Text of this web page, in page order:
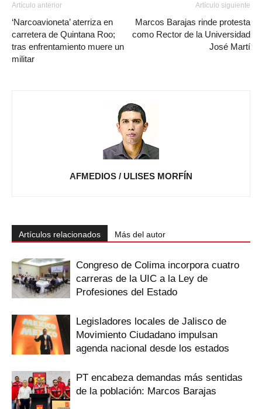
Artículo anterior
‘Narcoavioneta’ aterriza en
carretera de Quintana Roo;
tras enfrentamiento muere un
militar
Artículo siguiente
Marcos Barajas rinde protesta
como Rector de la Universidad
José Martí
AFMEDIOS / ULISES MORFÍN
Artículos relacionados Más del autor
Congreso de Colima incorpora cuatro
carreras de la UIC a la Ley de
Profesiones del Estado
Legisladores locales de Jalisco de
Movimiento Ciudadano impulsan
agenda nacional desde los estados
PT encabeza demandas más sentidas
de la población: Marcos Barajas